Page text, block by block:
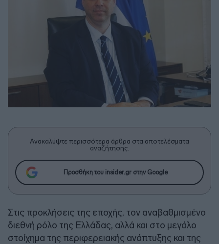
Ανακαλύψτε περισσότερα άρθρα στα αποτελέσματα
αναζήτησης.
Προσθήκη του insider.gr στην Google
Στις προκλήσεις της εποχής, τον αναβαθμισμένο
διεθνή ρόλο της Ελλάδας, αλλά και στο μεγάλο
στοίχημα της περιφερειακής ανάπτυξης και της